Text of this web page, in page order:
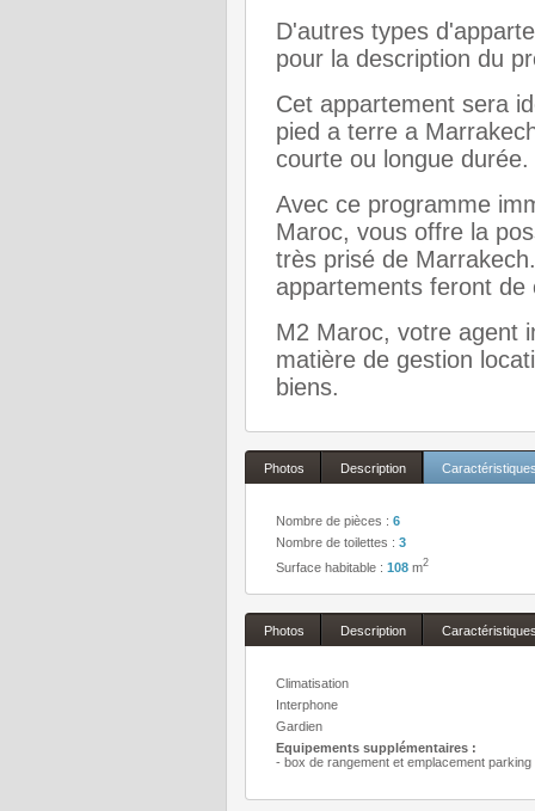
D'autres types
pour la description du
Cet appartement sera
pied a terre a
courte ou longue durée.
Avec ce programme
Maroc, vous offre la
très prisé de
appartements feront
M2 Maroc, votre agent
matière de gestion
biens.
Photos Description
Nombre de pièces : 6
Nombre de toilettes : 3
Surface habitable : 108 m2
Photos Description
Climatisation
Interphone
Gardien
Equipements supplémentaires :
- box de rangement et emplacement